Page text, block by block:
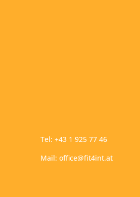
Tel: +43 1 925 77 46
Mail: office@fit4int.at